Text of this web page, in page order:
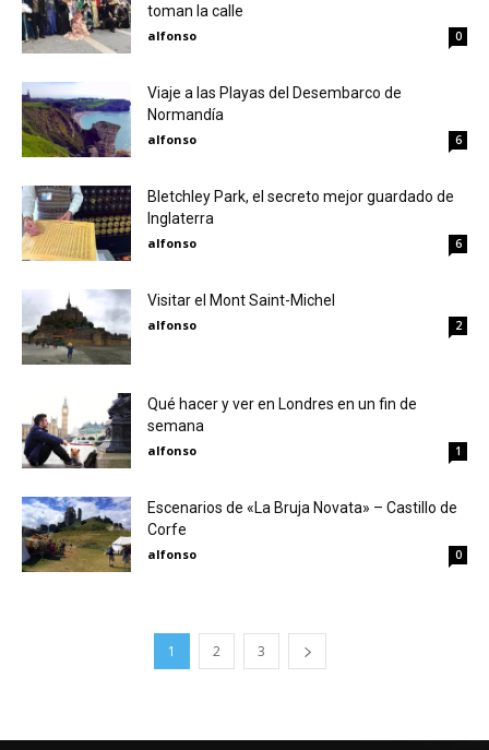
toman la calle
alfonso 0
Viaje a las Playas del Desembarco de
Normandía
alfonso 6
Bletchley Park, el secreto mejor guardado de
Inglaterra
alfonso 6
Visitar el Mont Saint-Michel
alfonso 2
Qué hacer y ver en Londres en un fin de
semana
alfonso 1
Escenarios de «La Bruja Novata» – Castillo de
Corfe
alfonso 0
1 2 3